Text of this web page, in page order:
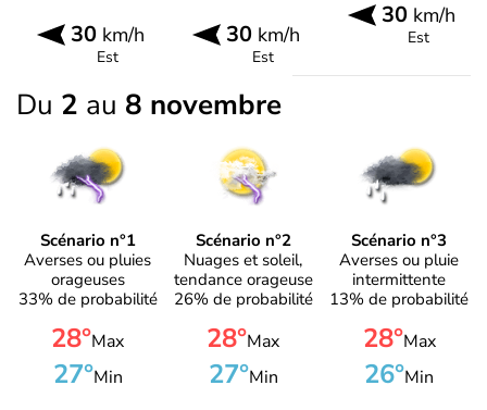
30km/h
Est
30km/h
Est
30 km/h
Est
Du 2 au 8 novembre
Scénario n°1
Averses ou pluies
orageuses
33% de probabilité
28°Max
27°Min
Scénario n°2
Nuages et soleil,
tendance orageuse
26% de probabilité
28°Max
27°Min
Scénario n°3
Averses ou pluie
intermittente
13% de probabilité
28°Max
26°Min